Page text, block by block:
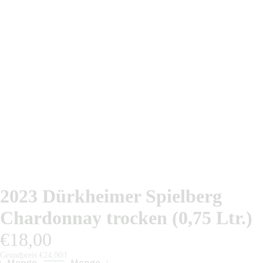
2023 Dürkheimer Spielberg
Chardonnay trocken (0,75 Ltr.)
€18,00
Grundpreis €24,00/l